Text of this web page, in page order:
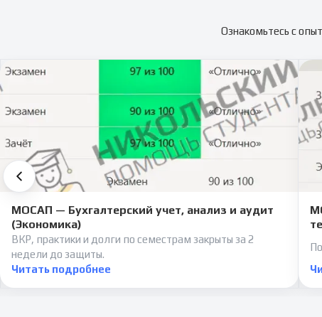
Ознакомьтесь с
МОСАП — Бухгалтерский учет, анализ и аудит
(Экономика)
ВКР, практики и долги по семестрам закрыты за 2
недели до защиты.
Читать подробнее